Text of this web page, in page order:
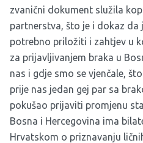
zvanični dokument služila
partnerstva, što je i dokaz da
potrebno priložiti i zahtjev u
za prijavljivanjem braka u
nas i gdje smo se vjenčale,
prije nas jedan gej par sa
pokušao prijaviti promjenu
Bosna i Hercegovina ima
Hrvatskom o priznavanju